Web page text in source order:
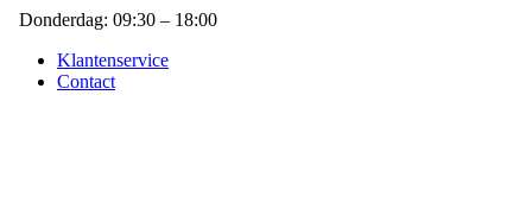
Donderdag: 09:30 – 18:00
Klantenservice
Contact